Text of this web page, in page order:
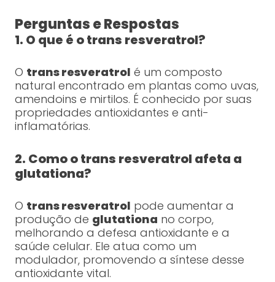
Perguntas e Respostas
1. O que é o trans resveratrol?
O trans resveratrol é um composto
natural encontrado em plantas como uvas,
amendoins e mirtilos. É conhecido por suas
propriedades antioxidantes e anti-
inflamatórias.
2. Como o trans resveratrol afeta a
glutationa?
O trans resveratrol pode aumentar a
produção de glutationa no corpo,
melhorando a defesa antioxidante e a
saúde celular. Ele atua como um
modulador, promovendo a síntese desse
antioxidante vital.